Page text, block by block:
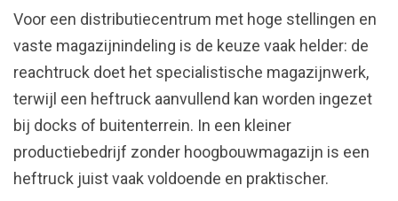
Voor een distributiecentrum met hoge stellingen en
vaste magazijnindeling is de keuze vaak helder: de
reachtruck doet het specialistische magazijnwerk,
terwijl een heftruck aanvullend kan worden ingezet
bij docks of buitenterrein. In een kleiner
productiebedrijf zonder hoogbouwmagazijn is een
heftruck juist vaak voldoende en praktischer.